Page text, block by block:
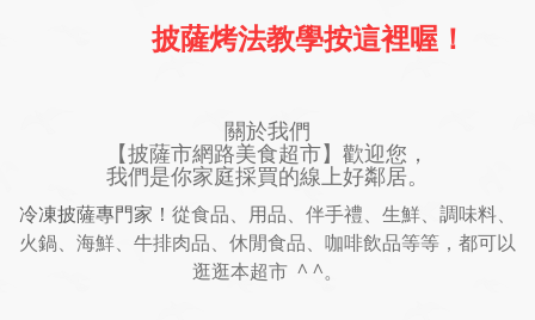
披薩烤法教學按這裡喔！
關於我們
【披薩市網路美食超市】歡迎您，
我們是你家庭採買的線上好鄰居。
冷凍披薩專門家！ 從食品、用品、伴手禮、生鮮、調味料、
火鍋、海鮮、牛排肉品、休閒食品、咖啡飲品等等，都可以
逛逛本超市 ^ ^。